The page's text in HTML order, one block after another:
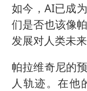
如今，AI已成
们是否也该像
发展对人类未
帕拉维奇尼的
人轨迹。在他